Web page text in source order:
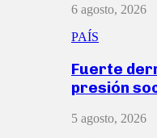
6 agosto, 2026
PAÍS
Fuerte
presión
5 agosto, 2026